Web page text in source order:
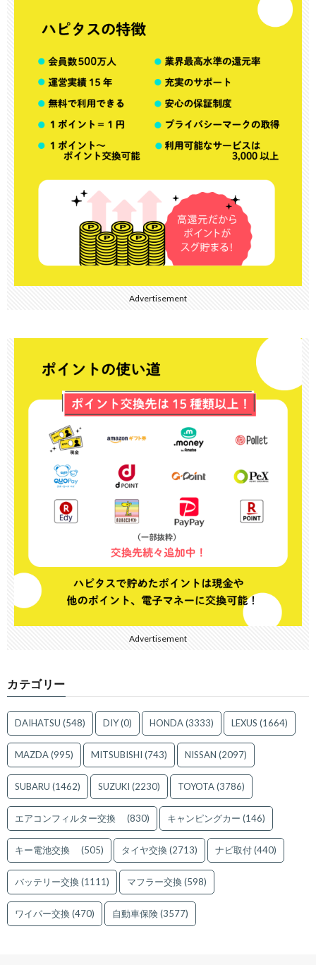
Advertisement
Advertisement
カテゴリー
DAIHATSU (548) DIY(0) HONDA(3333) LEXUS (1664)
MAZDA(995) MITSUBISHI (743) NISSAN (2097)
SUBARU (1462) SUZUKI (2230) TOYOTA(3786)
エアコンフィルター交換 (830) キャンピングカー (146)
キー電池交換 (505) タイヤ交換(2713) ナビ取付(440)
バッテリー交換(1111) マフラー交換(598)
ワイパー交換(470) 自動車保険(3577)